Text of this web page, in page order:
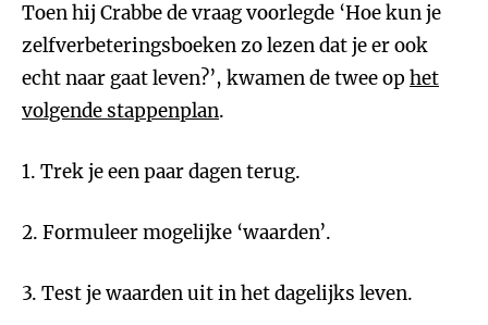
Toen hij Crabbe de vraag voorlegde ‘Hoe kun je
zelfverbeteringsboeken zo lezen dat je er ook
echt naar gaat leven?’, kwamen de twee op het
volgende stappenplan.
1. Trek je een paar dagen terug.
2. Formuleer mogelijke ‘waarden’.
3. Test je waarden uit in het dagelijks leven.